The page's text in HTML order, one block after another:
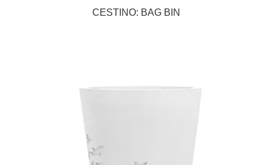
CESTINO: BAG BIN